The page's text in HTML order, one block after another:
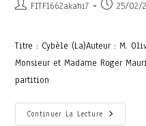
FITF1662akahi7 25/02/
Titre : Cybèle (La)Auteur : M.
Monsieur et Madame Roger
partition
Continuer La Lecture